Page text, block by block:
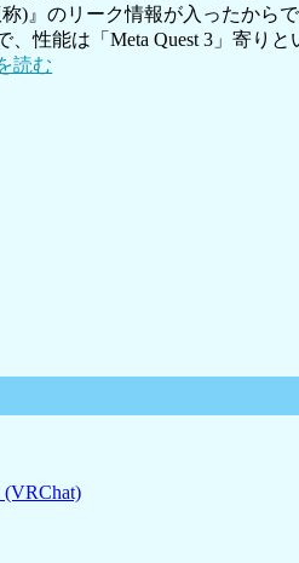
称)』のリーク情報が入ったから
、性能は「Meta Quest 3」寄り
読む